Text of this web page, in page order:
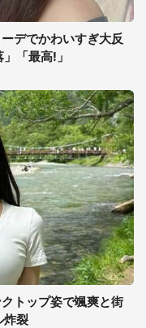
デでかわいすぎ大反
「最高!」
トップ姿で颯爽と街
炸裂